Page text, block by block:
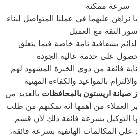
سرعة ممكنة
نراهن عليهما في عملنا المتواصل لبناء
بشفافية تامة خاصة فيما يتعلق
فائقة من ذوي الخبرة المشهود لهم
بالمواعيد والكفاءة المهنية
صيانة اريستون بالمحافظات بالعديد من
العملاء من أهمها أنه تمكنهم من طلب
التوكيل بسرعة فائقة ذلك لأن قسم
علي المكالمات الهاتفية بسرعة فائقة،